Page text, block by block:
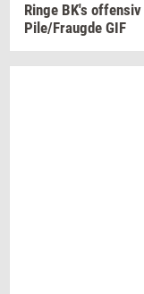
Ringe BK's of­fen­siv
Pile/Fraug­de GIF